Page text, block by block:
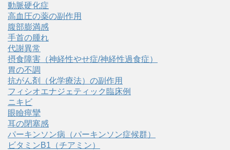
動脈硬化症
高血圧の薬の副作用
腹部膨満感
手首の腫れ
代謝異常
摂食障害（神経性やせ症/神経性過食症）
胃の不調
抗がん剤（化学療法）の副作用
フィシオエナジェティック臨床例
ニキビ
眼瞼痙攣
耳の閉塞感
パーキンソン病（パーキンソン症候群）
ビタミンB1（チアミン）